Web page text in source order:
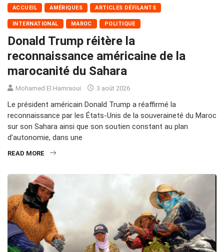
ACCUEIL AMÉRIQUES ARTICLES DÉFILANTS
INTERNATIONAL MAROC POLITIQUE
Donald Trump réitère la
reconnaissance américaine de la
marocanité du Sahara
Mohamed El Hamraoui 3 août 2026
Le président américain Donald Trump a réaffirmé la
reconnaissance par les États-Unis de la souveraineté du Maroc
sur son Sahara ainsi que son soutien constant au plan
d’autonomie, dans une
READ MORE